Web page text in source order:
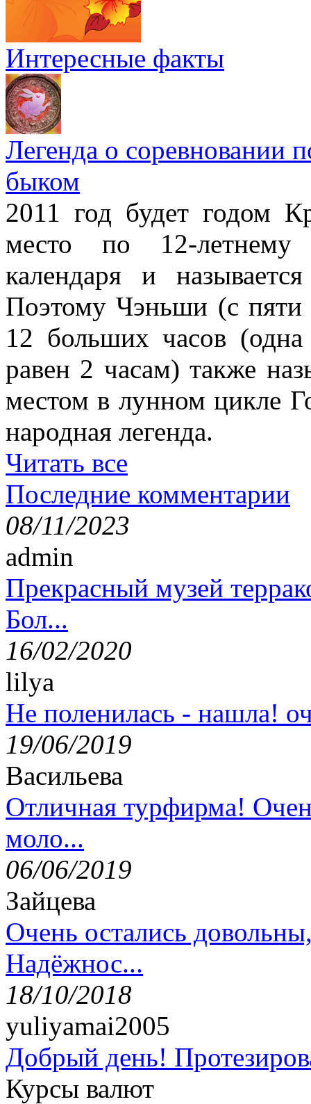
Интересные факты
Легенда о соревновании
быком
2011 год будет годом
место по 12-летнему
календаря и
Поэтому Чэньши (с пяти
12 больших часов (одна
равен 2 часам) также
местом в лунном цикле
народная легенда.
Читать все
Последние комментарии
08/11/2023
admin
Прекрасный музей
Бол...
16/02/2020
lilya
Не поленилась - нашла!
19/06/2019
Васильева
Отличная турфирма!
моло...
06/06/2019
Зайцева
Очень остались
Надёжнос...
18/10/2018
yuliyamai2005
Добрый день!
Курсы валют